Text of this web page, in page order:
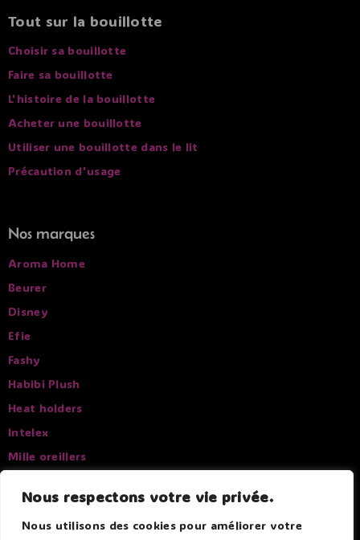
Nous respectons votre vie privée.
Nous utilisons des cookies pour améliorer votre
Tout sur la bouillotte
Choisir sa bouillotte
Faire sa bouillotte
L'histoire de la bouillotte
Acheter une bouillotte
Utiliser une bouillotte dans le lit
Précaution d'usage
Nos marques
Aroma Home
Beurer
Disney
Efie
Fashy
Habibi Plush
Heat holders
Intelex
Mille oreillers
Sissel